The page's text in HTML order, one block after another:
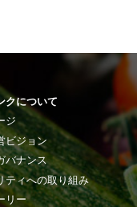
クについて
ジ
ビジョン
バナンス
ティへの取り組み
リー